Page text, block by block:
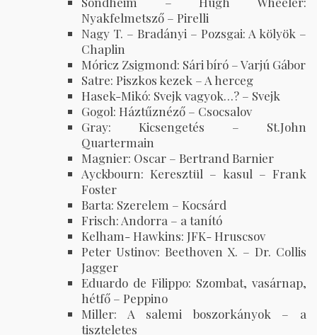
Nyakfelmetsző – Pirelli
Nagy T. – Bradányi – Pozsgai: A kölyök –
Chaplin
Móricz Zsigmond: Sári bíró – Varjú Gábor
Satre: Piszkos kezek – A herceg
Hasek-Mikó: Svejk vagyok…? – Svejk
Gogol: Háztűznéző – Csocsalov
Gray: Kicsengetés – St.John
Quartermain
Magnier: Oscar – Bertrand Barnier
Ayckbourn: Keresztül – kasul – Frank
Foster
Barta: Szerelem – Kocsárd
Frisch: Andorra – a tanító
Kelham- Hawkins: JFK- Hruscsov
Peter Ustinov: Beethoven X. – Dr. Collis
Jagger
Eduardo de Filippo: Szombat, vasárnap,
hétfő – Peppino
Miller: A salemi boszorkányok – a
tiszteletes